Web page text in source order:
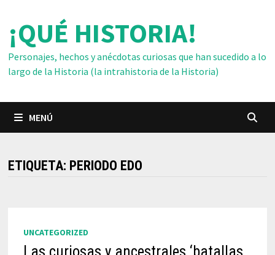
contenido
¡QUÉ HISTORIA!
Personajes, hechos y anécdotas curiosas que han sucedido a lo
largo de la Historia (la intrahistoria de la Historia)
MENÚ
ETIQUETA: PERIODO EDO
UNCATEGORIZED